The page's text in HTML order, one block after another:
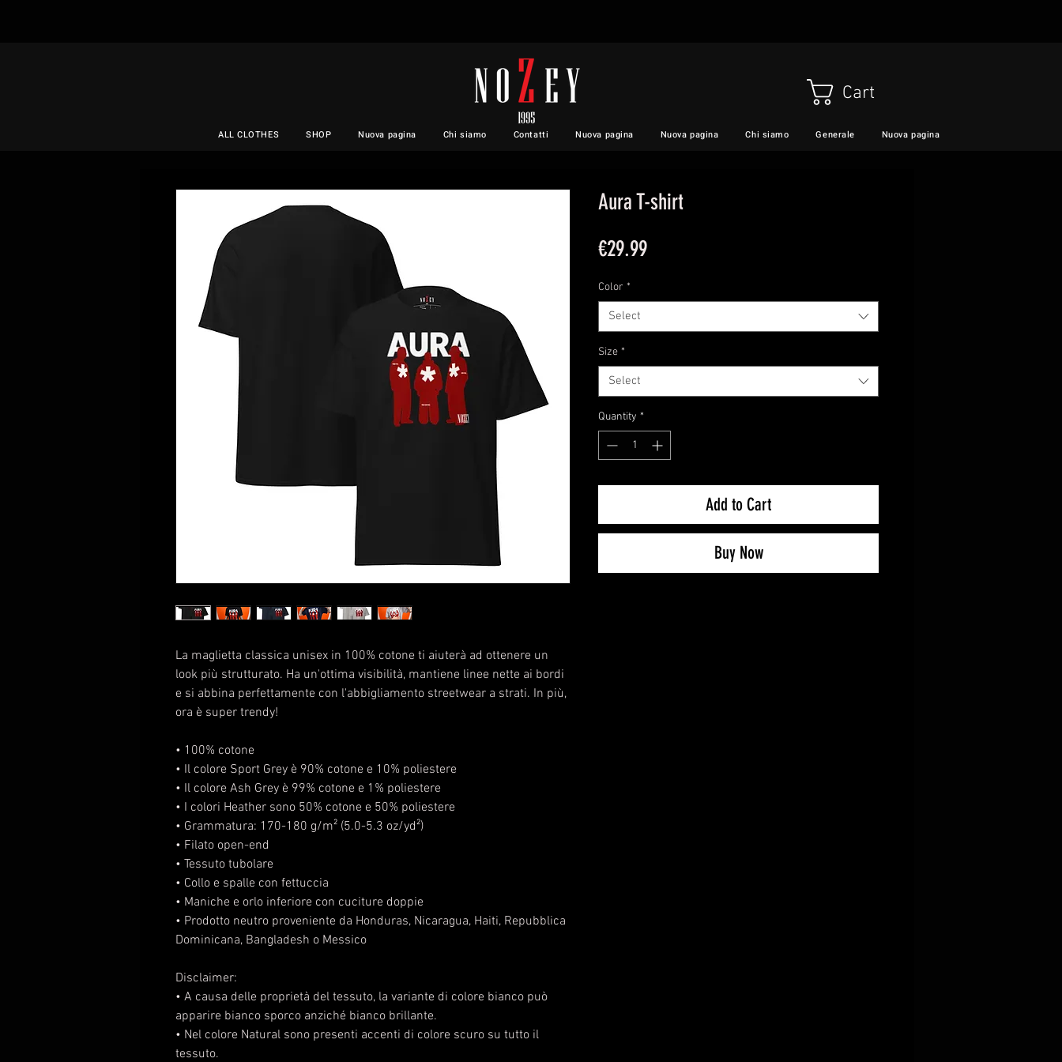
La maglietta classica unisex in 100% cotone ti aiuterà ad ottenere un
look più strutturato. Ha un'ottima visibilità, mantiene linee nette ai bordi
e si abbina perfettamente con l'abbigliamento streetwear a strati. In più,
ora è super trendy!
• 100% cotone
• Il colore Sport Grey è 90% cotone e 10% poliestere
• Il colore Ash Grey è 99% cotone e 1% poliestere
• I colori Heather sono 50% cotone e 50% poliestere
• Grammatura: 170-180 g/m² (5.0-5.3 oz/yd²)
• Filato open-end
• Tessuto tubolare
• Collo e spalle con fettuccia
• Maniche e orlo inferiore con cuciture doppie
• Prodotto neutro proveniente da Honduras, Nicaragua, Haiti, Repubblica
Dominicana, Bangladesh o Messico
Disclaimer:
• A causa delle proprietà del tessuto, la variante di colore bianco può
apparire bianco sporco anziché bianco brillante.
• Nel colore Natural sono presenti accenti di colore scuro su tutto il
tessuto.
Aura T-shirt
€29.99Price
Color *
Select
Size *
Select
Quantity *
Add to Cart
Buy Now
Cart
ALL CLOTHES SHOP Nuova pagina Chi siamo Contatti Nuova pagina Nuova pagina Chi siamo Generale Nuova pagina